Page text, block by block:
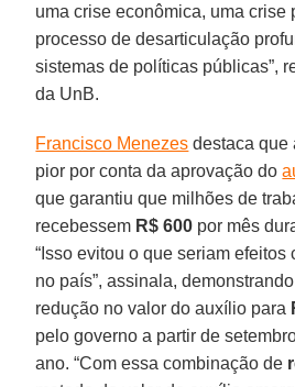
uma crise econômica, uma crise
processo de desarticulação
sistemas de políticas públicas”,
da UnB.
Francisco Menezes destaca que
pior por conta da aprovação do
que garantiu que milhões de
recebessem R$ 600 por mês
“Isso evitou o que seriam efeitos
no país”, assinala,
redução no valor do auxílio para
pelo governo a partir de
ano. “Com essa combinação de